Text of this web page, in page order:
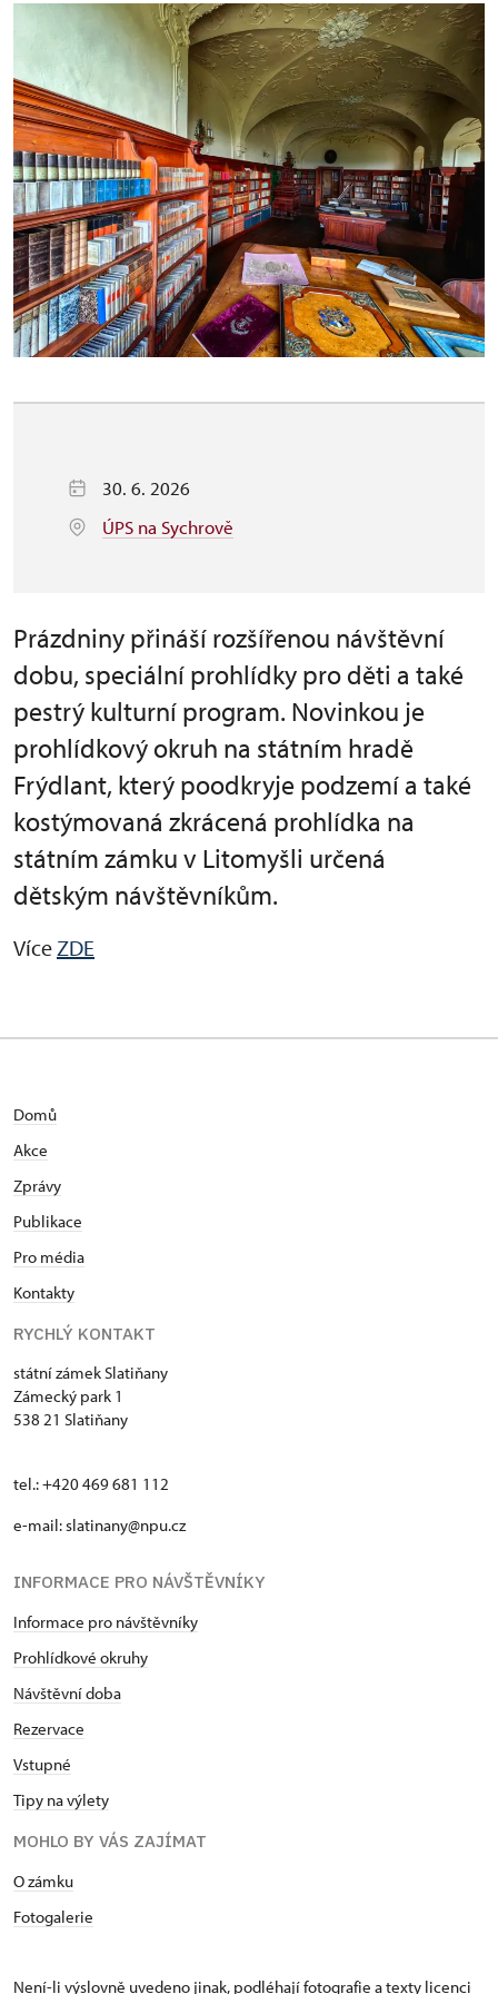
30. 6. 2026
ÚPS na Sychrově
Prázdniny přináší rozšířenou návštěvní
dobu, speciální prohlídky pro děti a také
pestrý kulturní program. Novinkou je
prohlídkový okruh na státním hradě
Frýdlant, který poodkryje podzemí a také
kostýmovaná zkrácená prohlídka na
státním zámku v Litomyšli určená
dětským návštěvníkům.
VíceZDE
Domů
Akce
Zprávy
Publikace
Pro média
Kontakty
RYCHLÝ KONTAKT
státní zámek Slatiňany
Zámecký park 1
538 21 Slatiňany
tel.: +420 469 681 112
e-mail: slatinany@npu.cz
INFORMACE PRO NÁVŠTĚVNÍKY
Informace pro návštěvníky
Prohlídkové okruhy
Návštěvní doba
Rezervace
Vstupné
Tipy na výlety
MOHLO BY VÁS ZAJÍMAT
O zámku
Fotogalerie
Není-li výslovně uvedeno jinak, podléhají fotografie a texty licenci